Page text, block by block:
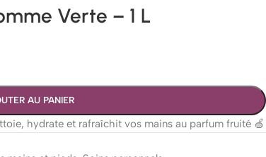
Verte – 1 L
AU PANIER
hydrate et rafraîchit vos mains au parfum fruité 🍏